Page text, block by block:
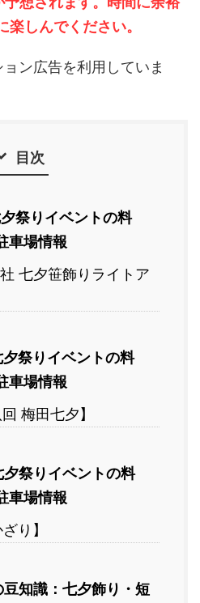
楽しんでください。
ン広告を利用していま
目次
祭りイベントの料
車場情報
七夕笹飾りライトア
祭りイベントの料
車場情報
梅田七夕】
祭りイベントの料
車場情報
り】
知識：七夕飾り・短